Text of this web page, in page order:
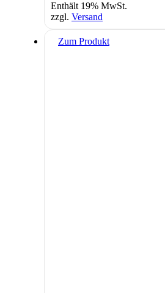
Enthält 19% MwSt.
zzgl. Versand
Zum Produkt